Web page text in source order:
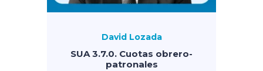
David Lozada
SUA 3.7.0. Cuotas obrero-
patronales